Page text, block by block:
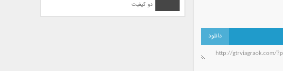
دو کیفیت